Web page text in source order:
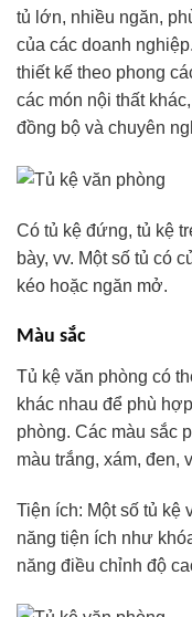
tủ lớn, nhiều ngăn,
của các doanh
thiết kế theo phong
các món nội thất
đồng bộ và chuyên
Có tủ kệ đứng, tủ kệ
bày, vv. Một số tủ có
kéo hoặc ngăn mở.
Màu sắc
Tủ kệ văn phòng có
khác nhau để phù
phòng. Các màu sắc
màu trắng, xám, đen,
Tiện ích: Một số tủ kệ
năng tiện ích như
năng điều chỉnh độ